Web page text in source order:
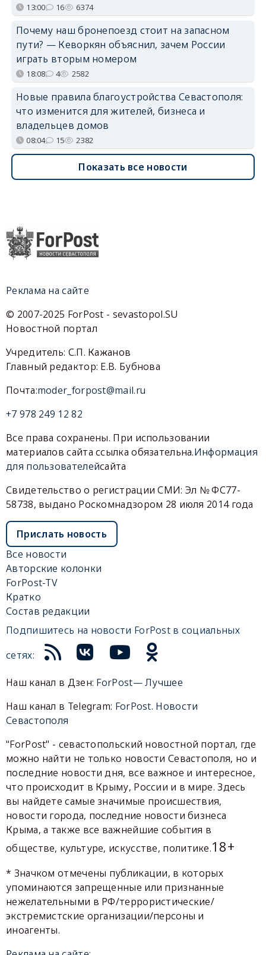
13:00 16 6374
Почему наш бронепоезд стоит на запасном
пути? — Кеворкян объяснил, зачем России
играть вторым номером
18:08 4 2582
Новые правила благоустройства Севастополя:
что изменится для жителей, бизнеса и
владельцев домов
08:04 15 2382
Показать все новости
Реклама на сайте
© 2007-2025 ForPost - sevastopol.SU
Новостной портал
Учредитель: С.П. Кажанов
Главный редактор: Е.В. Бубнова
Почта:moder_forpost@mail.ru
+7 978 249 12 82
Все права сохранены. При использовании
материалов сайта ссылка обязательна.Информация
для пользователейсайта
Свидетельство о регистрации СМИ: Эл № ФС77-
58738, выдано Роскомнадзором 28 июля 2014 года
Прислать новость
Все новости
Авторские колонки
ForPost-TV
Кратко
Состав редакции
Подпишитесь на новости ForPost в социальных
сетях:
Наш канал в Дзен: ForPost— Лучшее
Наш канал в Telegram: ForPost. Новости
Севастополя
"ForPost" - севастопольский новостной портал, где
можно найти не только новости Севастополя, но и
последние новости дня, все важное и интересное,
что происходит в Крыму, России и в мире. Здесь
вы найдете самые значимые происшествия,
новости города, последние новости бизнеса
Крыма, а также все важнейшие события в
обществе, культуре, искусстве, политике.18+
* Значком отмечены публикации, в которых
упоминаются запрещенные или признанные
нежелательными в РФ/террористические/
экстремистские организации/персоны и
иноагенты.